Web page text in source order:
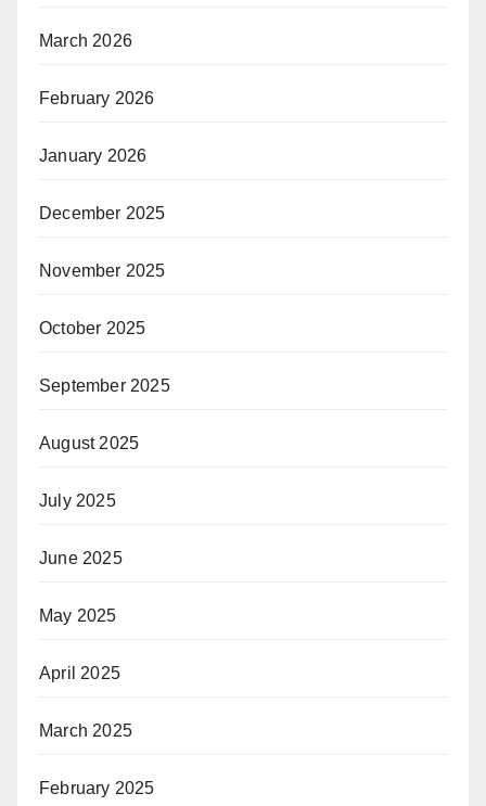
March 2026
February 2026
January 2026
December 2025
November 2025
October 2025
September 2025
August 2025
July 2025
June 2025
May 2025
April 2025
March 2025
February 2025